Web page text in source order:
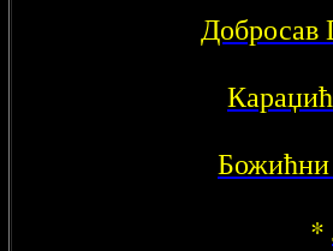
Добросав
Божићни
*